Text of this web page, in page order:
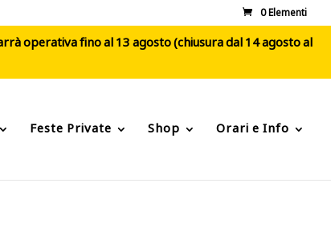
0 Elementi
operativa fino al 13 agosto (chiusura dal 14 agosto al
Feste Private Shop Orari e Info